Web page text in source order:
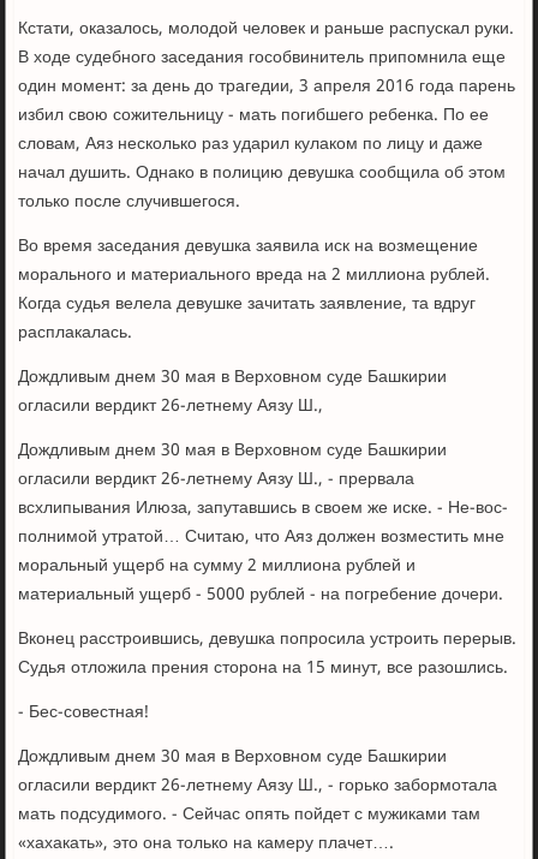
Кстати, оказалось, молодой человек и раньше распускал руки.
В ходе судебного заседания гособвинитель припомнила еще
один момент: за день до трагедии, 3 апреля 2016 года парень
избил свою сожительницу - мать погибшего ребенка. По ее
словам, Аяз несколько раз ударил кулаком по лицу и даже
начал душить. Однако в полицию девушка сообщила об этом
только после случившегося.
Во время заседания девушка заявила иск на возмещение
морального и материального вреда на 2 миллиона рублей.
Когда судья велела девушке зачитать заявление, та вдруг
расплакалась.
Дождливым днем 30 мая в Верховном суде Башкирии
огласили вердикт 26-летнему Аязу Ш.,
Дождливым днем 30 мая в Верховном суде Башкирии
огласили вердикт 26-летнему Аязу Ш., - прервала
всхлипывания Илюза, запутавшись в своем же иске. - Не-вос-
полнимой утратой… Считаю, что Аяз должен возместить мне
моральный ущерб на сумму 2 миллиона рублей и
материальный ущерб - 5000 рублей - на погребение дочери.
Вконец расстроившись, девушка попросила устроить перерыв.
Судья отложила прения сторона на 15 минут, все разошлись.
- Бес-совестная!
Дождливым днем 30 мая в Верховном суде Башкирии
огласили вердикт 26-летнему Аязу Ш., - горько забормотала
мать подсудимого. - Сейчас опять пойдет с мужиками там
«хахакать», это она только на камеру плачет….